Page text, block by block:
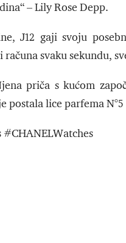
– Lily Rose Depp.
J12 gaji svoju
svaku sekundu,
priča s kućom
postala lice parfema